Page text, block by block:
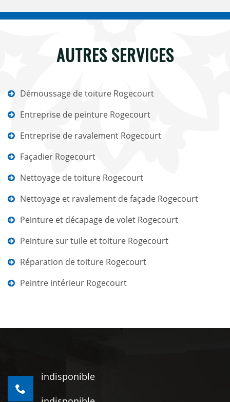
AUTRES SERVICES
Démoussage de toiture Rogecourt
Entreprise de peinture Rogecourt
Entreprise de ravalement Rogecourt
Façadier Rogecourt
Nettoyage de toiture Rogecourt
Nettoyage et ravalement de façade Rogecourt
Peinture et décapage de volet Rogecourt
Peinture sur tuile et toiture Rogecourt
Réparation de toiture Rogecourt
Peintre intérieur Rogecourt
indisponible